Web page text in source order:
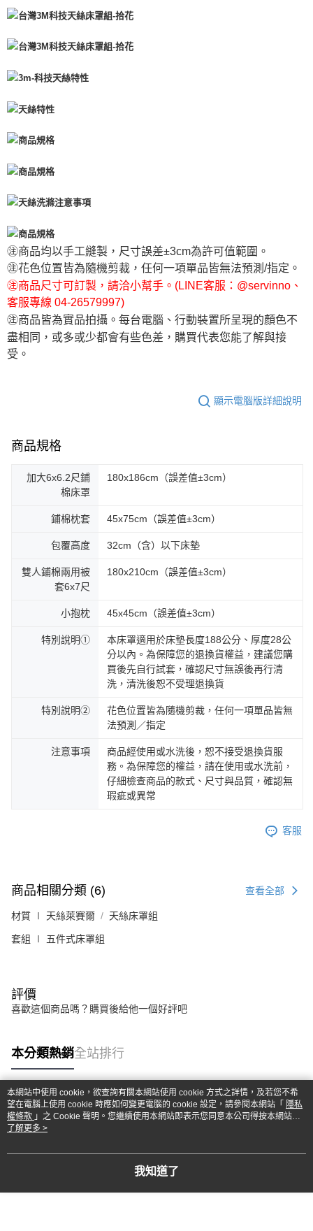
㊟商品均以手工縫製，尺寸誤差±3cm為許可值範圍。
㊟花色位置皆為隨機剪裁，任何一項單品皆無法預測/指定。
㊟商品尺寸可訂製，請洽小幫手。(LINE客服：@servinno、
客服專線 04-26579997)
㊟商品皆為實品拍攝。每台電腦、行動裝置所呈現的顏色不
盡相同，或多或少都會有些色差，購買代表您能了解與接
受。
顯示電腦版詳細說明
商品規格
加大6x6.2尺鋪
棉床罩
180x186cm（誤差值±3cm）
鋪棉枕套 45x75cm（誤差值±3cm）
包覆高度 32cm（含）以下床墊
雙人鋪棉兩用被
套6x7尺
180x210cm（誤差值±3cm）
小抱枕 45x45cm（誤差值±3cm）
特別說明①
本床罩適用於床墊長度188公分、厚度28公
分以內。為保障您的退換貨權益，建議您購
買後先自行試套，確認尺寸無誤後再行清
洗，清洗後恕不受理退換貨
特別說明②
花色位置皆為隨機剪裁，任何一項單品皆無
法預測／指定
注意事項
商品經使用或水洗後，恕不接受退換貨服
務。為保障您的權益，請在使用或水洗前，
仔細檢查商品的款式、尺寸與品質，確認無
瑕疵或異常
客服
商品相關分類 (6) 查看全部
材質 ∣ 天絲萊賽爾 天絲床罩組
套組 ∣ 五件式床罩組
評價
喜歡這個商品嗎？購買後給他一個好評吧
本分類熱銷全站排行
熱門標籤
本網站中使用 cookie，欲查詢有關本網站使用 cookie 方式之詳情，及若您不希
望在電腦上使用 cookie 時應如何變更電腦的 cookie 設定，請參閱本網站「 隱私
權條款 」之 Cookie 聲明。您繼續使用本網站即表示您同意本公司得按本網站使
用條款之 Cookie 聲明使用 cookie。
了解更多 >
我知道了